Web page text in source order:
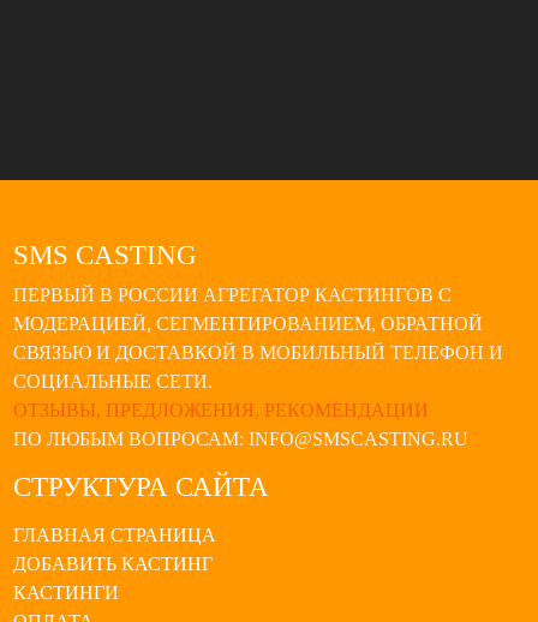
SMS CASTING
ПЕРВЫЙ В РОССИИ АГРЕГАТОР КАСТИНГОВ С
МОДЕРАЦИЕЙ, СЕГМЕНТИРОВАНИЕМ, ОБРАТНОЙ
СВЯЗЬЮ И ДОСТАВКОЙ В МОБИЛЬНЫЙ ТЕЛЕФОН И
СОЦИАЛЬНЫЕ СЕТИ.
ОТЗЫВЫ, ПРЕДЛОЖЕНИЯ, РЕКОМЕНДАЦИИ
ПО ЛЮБЫМ ВОПРОСАМ: INFO@SMSCASTING.RU
СТРУКТУРА САЙТА
ГЛАВНАЯ СТРАНИЦА
ДОБАВИТЬ КАСТИНГ
КАСТИНГИ